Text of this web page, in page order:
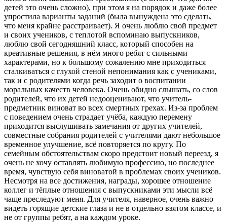
детей это очень сложно), при этом я на порядок и даже более
упростила варианты заданий (была вынуждена это сделать,
что меня крайне расстраивает). Я очень люблю свой предмет
и своих учеников, с теплотой вспоминаю выпускников,
люблю свой сегодняшний класс, который способен на
креативные решения, в нём много ребят с сильными
характерами, но к большому сожалению мне приходиться
сталкиваться с глухой стеной непонимания как с учениками,
так и с родителями когда речь заходит о воспитании
моральных качеств человека. Очень обидно слышать, со слов
родителей, что их детей недооценивают, что учитель-
предметник виноват во всех смертных грехах. Из-за проблем
с поведением очень страдает учёба, каждую перемену
приходится выслушивать замечания от других учителей,
совместные собрания родителей с учителями дают небольшое
временное улучшение, всё повторяется по кругу. По
семейным обстоятельствам скоро предстоит новый переезд, я
очень не хочу оставлять любимую профессию, но последнее
время, чувствую себя виноватой в проблемах своих учеников.
Несмотря на все достижения, награды, хорошее отношение
коллег и тёплые отношения с выпускниками эти мысли всё
чаще преследуют меня. Для учителя, наверное, очень важно
видеть горящие детские глаза и не в отдельно взятом классе, и
не от группы ребят, а на каждом уроке.